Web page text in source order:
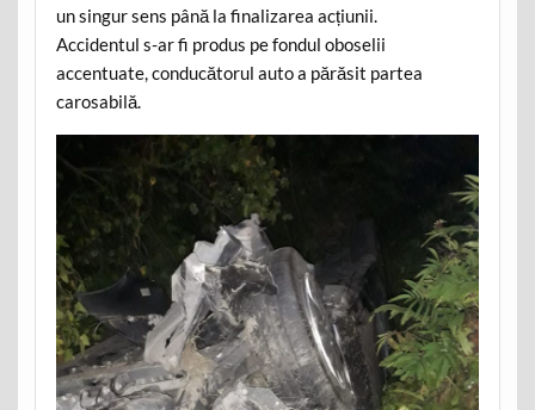
un singur sens până la finalizarea acțiunii.
Accidentul s-ar fi produs pe fondul oboselii
accentuate, conducătorul auto a părăsit partea
carosabilă.